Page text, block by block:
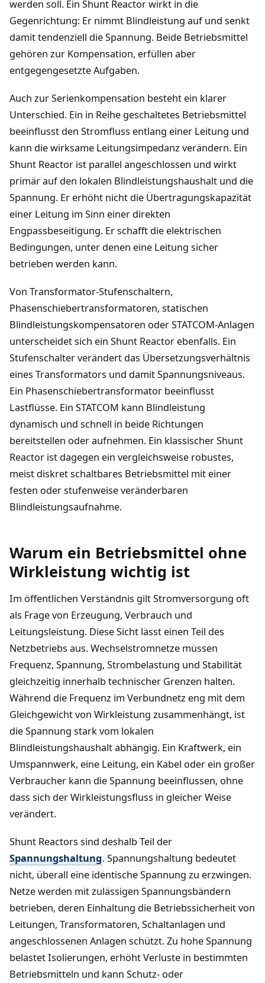
werden soll. Ein Shunt Reactor wirkt in die
Gegenrichtung: Er nimmt Blindleistung auf und senkt
damit tendenziell die Spannung. Beide Betriebsmittel
gehören zur Kompensation, erfüllen aber
entgegengesetzte Aufgaben.
Auch zur Serienkompensation besteht ein klarer
Unterschied. Ein in Reihe geschaltetes Betriebsmittel
beeinflusst den Stromfluss entlang einer Leitung und
kann die wirksame Leitungsimpedanz verändern. Ein
Shunt Reactor ist parallel angeschlossen und wirkt
primär auf den lokalen Blindleistungshaushalt und die
Spannung. Er erhöht nicht die Übertragungskapazität
einer Leitung im Sinn einer direkten
Engpassbeseitigung. Er schafft die elektrischen
Bedingungen, unter denen eine Leitung sicher
betrieben werden kann.
Von Transformator-Stufenschaltern,
Phasenschiebertransformatoren, statischen
Blindleistungskompensatoren oder STATCOM-Anlagen
unterscheidet sich ein Shunt Reactor ebenfalls. Ein
Stufenschalter verändert das Übersetzungsverhältnis
eines Transformators und damit Spannungsniveaus.
Ein Phasenschiebertransformator beeinflusst
Lastflüsse. Ein STATCOM kann Blindleistung
dynamisch und schnell in beide Richtungen
bereitstellen oder aufnehmen. Ein klassischer Shunt
Reactor ist dagegen ein vergleichsweise robustes,
meist diskret schaltbares Betriebsmittel mit einer
festen oder stufenweise veränderbaren
Blindleistungsaufnahme.
Warum ein Betriebsmittel ohne
Wirkleistung wichtig ist
Im öffentlichen Verständnis gilt Stromversorgung oft
als Frage von Erzeugung, Verbrauch und
Leitungsleistung. Diese Sicht lässt einen Teil des
Netzbetriebs aus. Wechselstromnetze müssen
Frequenz, Spannung, Strombelastung und Stabilität
gleichzeitig innerhalb technischer Grenzen halten.
Während die Frequenz im Verbundnetz eng mit dem
Gleichgewicht von Wirkleistung zusammenhängt, ist
die Spannung stark vom lokalen
Blindleistungshaushalt abhängig. Ein Kraftwerk, ein
Umspannwerk, eine Leitung, ein Kabel oder ein großer
Verbraucher kann die Spannung beeinflussen, ohne
dass sich der Wirkleistungsfluss in gleicher Weise
verändert.
Shunt Reactors sind deshalb Teil der
Spannungshaltung. Spannungshaltung bedeutet
nicht, überall eine identische Spannung zu erzwingen.
Netze werden mit zulässigen Spannungsbändern
betrieben, deren Einhaltung die Betriebssicherheit von
Leitungen, Transformatoren, Schaltanlagen und
angeschlossenen Anlagen schützt. Zu hohe Spannung
belastet Isolierungen, erhöht Verluste in bestimmten
Betriebsmitteln und kann Schutz- oder